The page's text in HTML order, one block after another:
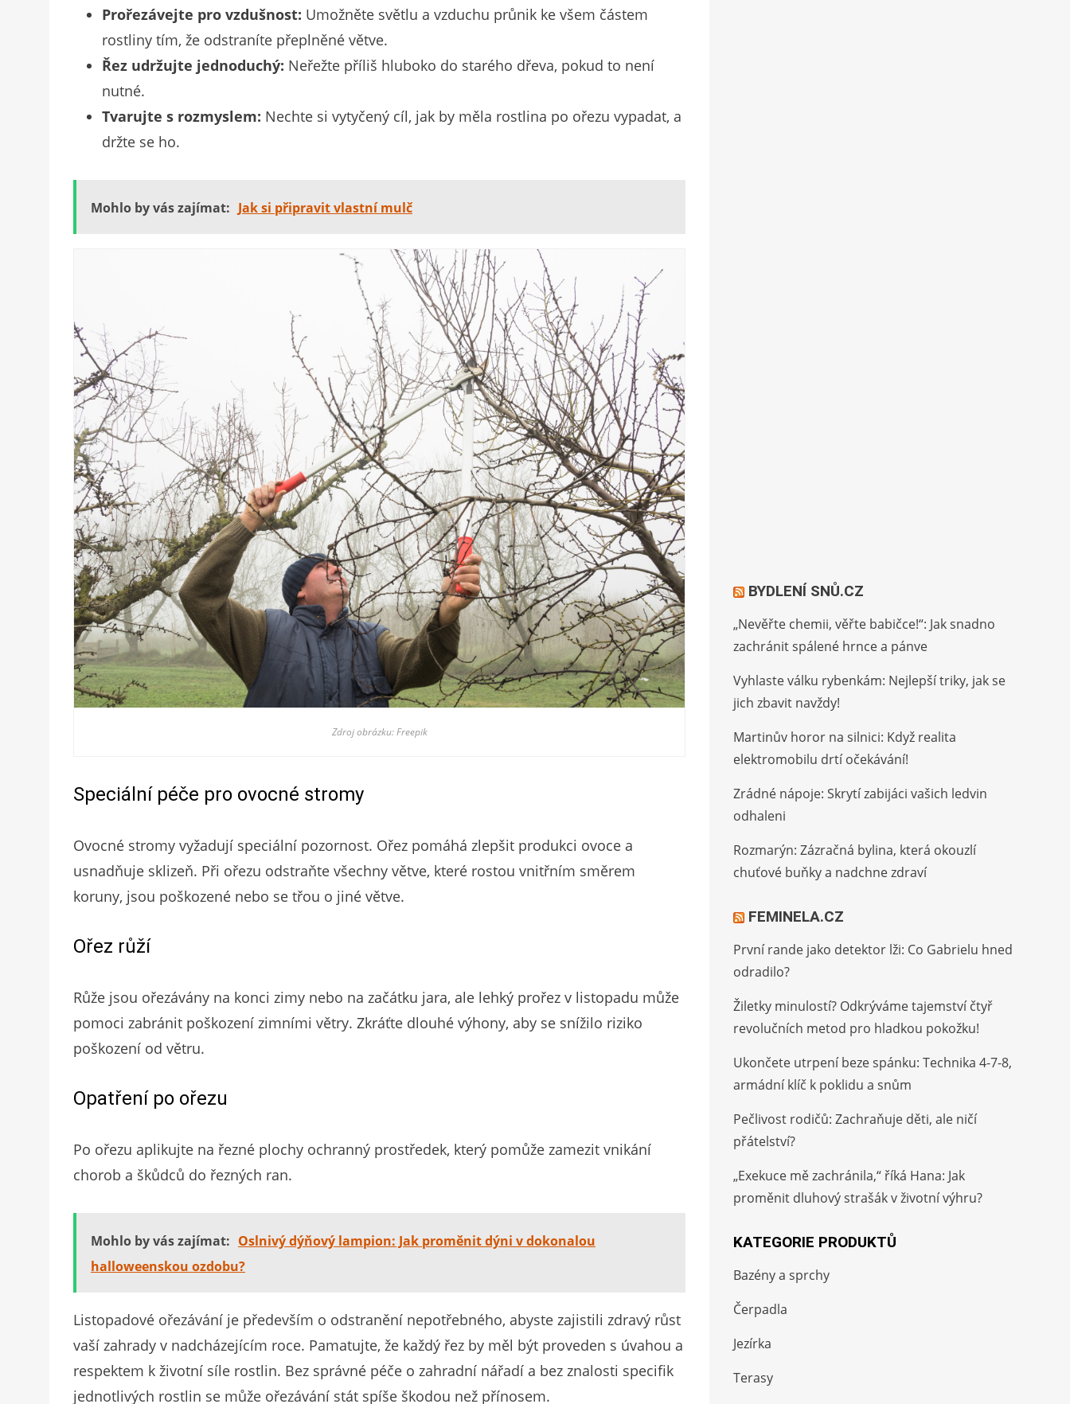
Prořezávejte pro vzdušnost: Umožněte světlu a vzduchu průnik ke všem částem
rostliny tím, že odstraníte přeplněné větve.
Řez udržujte jednoduchý: Neřežte příliš hluboko do starého dřeva, pokud to není
nutné.
Tvarujte s rozmyslem: Nechte si vytyčený cíl, jak by měla rostlina po ořezu vypadat, a
držte se ho.
Mohlo by vás zajímat: Jak si připravit vlastní mulč
Zdroj obrázku: Freepik
Speciální péče pro ovocné stromy
Ovocné stromy vyžadují speciální pozornost. Ořez pomáhá zlepšit produkci ovoce a
usnadňuje sklizeň. Při ořezu odstraňte všechny větve, které rostou vnitřním směrem
koruny, jsou poškozené nebo se třou o jiné větve.
Ořez růží
Růže jsou ořezávány na konci zimy nebo na začátku jara, ale lehký prořez v listopadu může
pomoci zabránit poškození zimními větry. Zkráťte dlouhé výhony, aby se snížilo riziko
poškození od větru.
Opatření po ořezu
Po ořezu aplikujte na řezné plochy ochranný prostředek, který pomůže zamezit vnikání
chorob a škůdců do řezných ran.
Mohlo by vás zajímat: Oslnivý dýňový lampion: Jak proměnit dýni v dokonalou
halloweenskou ozdobu?
Listopadové ořezávání je především o odstranění nepotřebného, abyste zajistili zdravý růst
vaší zahrady v nadcházejícím roce. Pamatujte, že každý řez by měl být proveden s úvahou a
respektem k životní síle rostlin. Bez správné péče o zahradní nářadí a bez znalosti specifik
jednotlivých rostlin se může ořezávání stát spíše škodou než přínosem.
BYDLENÍ SNŮ.CZ
„Nevěřte chemii, věřte babičce!“: Jak snadno
zachránit spálené hrnce a pánve
Vyhlaste válku rybenkám: Nejlepší triky, jak se
jich zbavit navždy!
Martinův horor na silnici: Když realita
elektromobilu drtí očekávání!
Zrádné nápoje: Skrytí zabijáci vašich ledvin
odhaleni
Rozmarýn: Zázračná bylina, která okouzlí
chuťové buňky a nadchne zdraví
FEMINELA.CZ
První rande jako detektor lži: Co Gabrielu hned
odradilo?
Žiletky minulostí? Odkrýváme tajemství čtyř
revolučních metod pro hladkou pokožku!
Ukončete utrpení beze spánku: Technika 4-7-8,
armádní klíč k poklidu a snům
Pečlivost rodičů: Zachraňuje děti, ale ničí
přátelství?
„Exekuce mě zachránila,“ říká Hana: Jak
proměnit dluhový strašák v životní výhru?
KATEGORIE PRODUKTŮ
Bazény a sprchy
Čerpadla
Jezírka
Terasy